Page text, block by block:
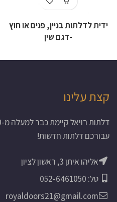
ידית לדלתות בניין, פנים או חוץ
-דגם שין
קצת עלינו
עבורכם דלתות חדשות!
אליהו איתן 3, ראשון לציון
טל: 052-6461050
royaldoors21@gmail.com